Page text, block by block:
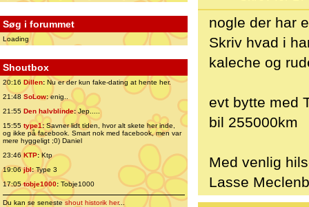
Søg i forummet
Loading
Shoutbox
20:16 Dillen: Nu er der kun fake-dating at hente her.
21:48 SoLow:enig..
21:55 Den halvblinde:Jep.....
15:55 type1:Savner lidt tiden, hvor alt skete her inde,
og ikke på facebook. Smart nok med facebook, men var
mere hyggeligt ;0) Daniel
23:46 KTP:Ktp
19:06jbl:Type 3
17:05tobje1000: Tobje1000
Du kan se senesteshout historik her...
nogle der har
Skriv hvad i
kaleche og
evt bytte med
bil 255000km
Med venlig
Lasse